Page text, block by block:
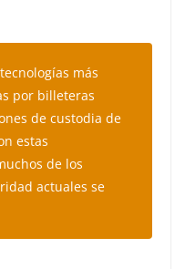
más
por billeteras
de custodia de
estas
de los
actuales se